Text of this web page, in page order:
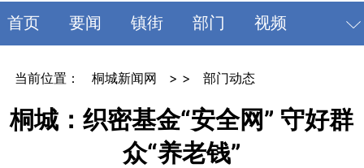
首页 要闻 镇街 部门 视频
当前位置： 桐城新闻网 > > 部门动态
桐城：织密基金“安全网” 守好群
众“养老钱”